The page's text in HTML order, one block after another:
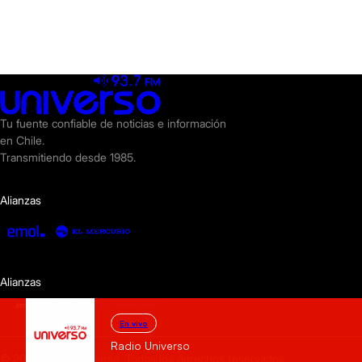
En vivo
Radio Universo
Tu fuente confiable de noticias e información
en Chile.
Transmitiendo desde 1985.
Alianzas
Alianzas